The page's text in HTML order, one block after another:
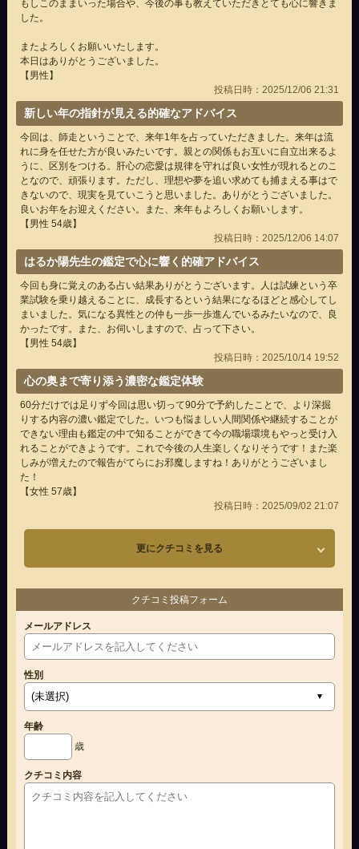
もしこのままいった場合や、今後の事も教えていただきとても心に響きま
した。
またよろしくお願いいたします。
本日はありがとうございました。
【男性】
投稿日時：2025/12/06 21:31
新しい年の指針が見える的確なアドバイス
今回は、師走ということで、来年1年を占っていただきました。来年は流
れに身を任せた方が良いみたいです。親との関係もお互いに自立出来るよ
うに、区別をつける。肝心の恋愛は規律を守れば良い女性が現れるとのこ
となので、頑張ります。ただし、理想や夢を追い求めても捕まえる事はで
きないので、現実を見ていこうと思いました。ありがとうございました。
良いお年をお迎えください。また、来年もよろしくお願いします。
【男性 54歳】
投稿日時：2025/12/06 14:07
はるか陽先生の鑑定で心に響く的確アドバイス
今回も身に覚えのある占い結果ありがとうございます。人は試練という卒
業試験を乗り越えることに、成長するという結果になるほどと感心してし
まいました。気になる異性との仲も一歩一歩進んでいるみたいなので、良
かったです。また、お伺いしますので、占って下さい。
【男性 54歳】
投稿日時：2025/10/14 19:52
心の奥まで寄り添う濃密な鑑定体験
60分だけでは足りず今回は思い切って90分で予約したことで、より深掘
りする内容の濃い鑑定でした。いつも悩ましい人間関係や継続することが
できない理由も鑑定の中で知ることができて今の職場環境もやっと受け入
れることができようです。これで今後の人生楽しくなりそうです！また楽
しみが増えたので報告がてらにお邪魔しますね！ありがとうございまし
た！
【女性 57歳】
投稿日時：2025/09/02 21:07
更にクチコミを見る
クチコミ投稿フォーム
メールアドレス
性別
年齢
歳
クチコミ内容